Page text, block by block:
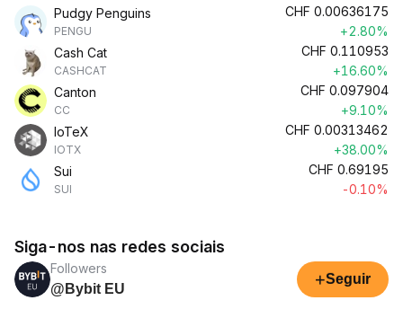
Pudgy Penguins
PENGU
CHF 0.00636175
+2.80%
Cash Cat
CASHCAT
CHF 0.110953
+16.60%
Canton
CC
CHF 0.097904
+9.10%
IoTeX
IOTX
CHF 0.00313462
+38.00%
Sui
SUI
CHF 0.69195
-0.10%
Siga-nos nas redes sociais
Followers
@Bybit EU
+Seguir